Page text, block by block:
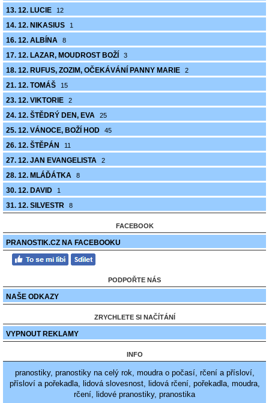
13. 12. LUCIE 12
14. 12. NIKASIUS 1
16. 12. ALBÍNA 8
17. 12. LAZAR, MOUDROST BOŽÍ 3
18. 12. RUFUS, ZOZIM, OČEKÁVÁNÍ PANNY MARIE 2
21. 12. TOMÁŠ 15
23. 12. VIKTORIE 2
24. 12. ŠTĚDRÝ DEN, EVA 25
25. 12. VÁNOCE, BOŽÍ HOD 45
26. 12. ŠTĚPÁN 11
27. 12. JAN EVANGELISTA 2
28. 12. MLÁĎÁTKA 8
30. 12. DAVID 1
31. 12. SILVESTR 8
FACEBOOK
PRANOSTIK.CZ NA FACEBOOKU
PODPOŘTE NÁS
NAŠE ODKAZY
ZRYCHLETE SI NAČÍTÁNÍ
VYPNOUT REKLAMY
INFO
pranostiky, pranostiky na celý rok, moudra o počasí, rčení a přísloví,
přísloví a pořekadla, lidová slovesnost, lidová rčení, pořekadla, moudra,
rčení, lidové pranostiky, pranostika